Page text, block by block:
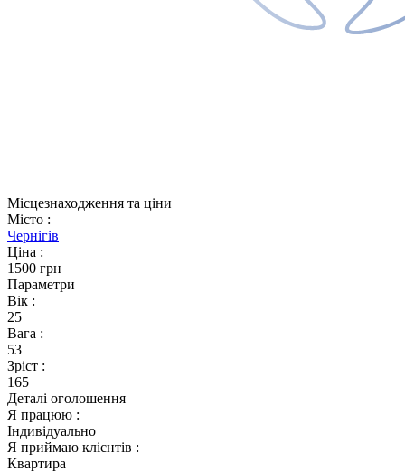
Місцезнаходження та ціни
Місто :
Чернігів
Ціна :
1500 грн
Параметри
Вік :
25
Вага :
53
Зріст :
165
Деталі оголошення
Я працюю :
Індивідуально
Я приймаю клієнтів :
Квартира